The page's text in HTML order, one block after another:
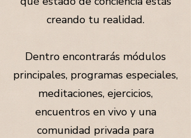
creando tu realidad.
Dentro encontrarás módulos
principales, programas especiales,
meditaciones, ejercicios,
encuentros en vivo y una
comunidad privada para